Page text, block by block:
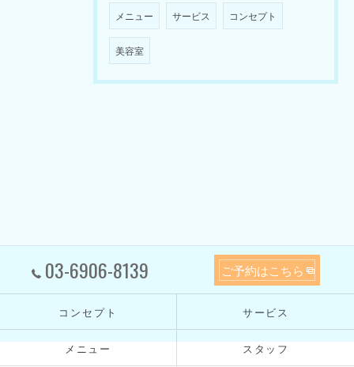
メニュー サービス コンセプト
美容室
03-6906-8139 ご予約はこちら
コンセプト サービス
メニュー スタッフ